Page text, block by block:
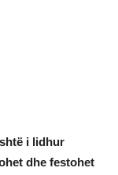
i lidhur
dhe festohet